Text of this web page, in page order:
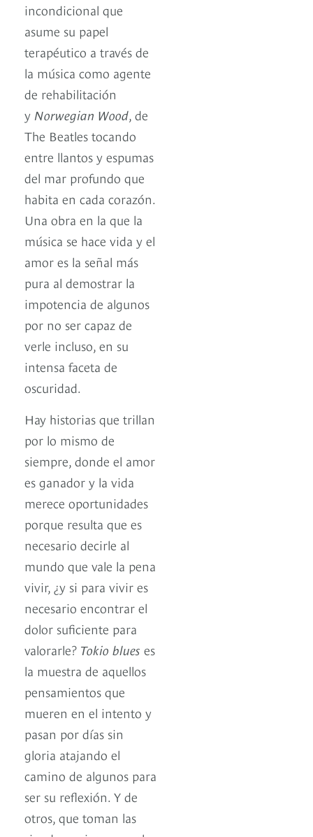
incondicional que
asume su papel
terapéutico a través de
la música como agente
de rehabilitación
y Norwegian Wood, de
The Beatles tocando
entre llantos y espumas
del mar profundo que
habita en cada corazón.
Una obra en la que la
música se hace vida y el
amor es la señal más
pura al demostrar la
impotencia de algunos
por no ser capaz de
verle incluso, en su
intensa faceta de
oscuridad.
Hay historias que trillan
por lo mismo de
siempre, donde el amor
es ganador y la vida
merece oportunidades
porque resulta que es
necesario decirle al
mundo que vale la pena
vivir, ¿y si para vivir es
necesario encontrar el
dolor suficiente para
valorarle? Tokio blues es
la muestra de aquellos
pensamientos que
mueren en el intento y
pasan por días sin
gloria atajando el
camino de algunos para
ser su reflexión. Y de
otros, que toman las